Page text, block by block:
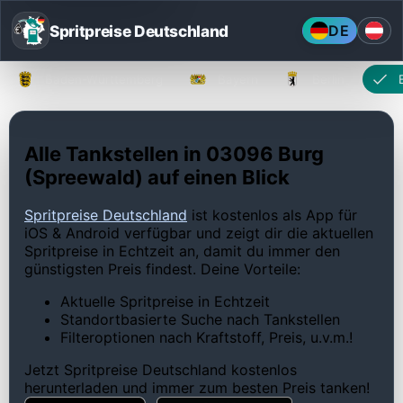
Spritpreise Deutschland DE
Alle Tankstellen in 03096 Burg
(Spreewald) auf einen Blick
Spritpreise Deutschland ist kostenlos als App für
iOS & Android verfügbar und zeigt dir die aktuellen
Spritpreise in Echtzeit an, damit du immer den
günstigsten Preis findest. Deine Vorteile:
Aktuelle Spritpreise in Echtzeit
Standortbasierte Suche nach Tankstellen
Filteroptionen nach Kraftstoff, Preis, u.v.m.!
Jetzt Spritpreise Deutschland kostenlos
herunterladen und immer zum besten Preis tanken!